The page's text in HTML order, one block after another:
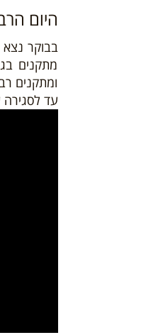
היום
בבוקר
מתקנים
ומתקנים
עד לסגירה